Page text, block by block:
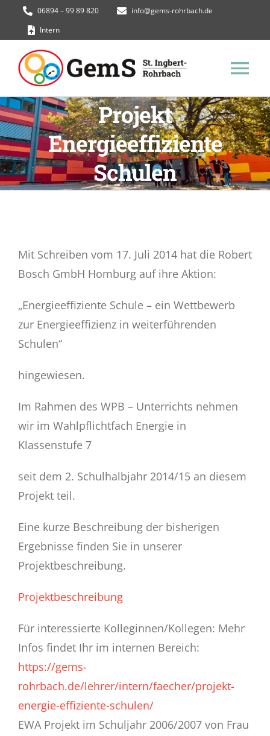
Inhalt
springen
06894 – 99 89 820
info@gems-rohrbach.de
Intern
GemS Homepage
Termine
Unsere Schule
Eltern
Schulstore
Projekt
Energieeffiziente
Schulen
Mit Schreiben vom 17. Juli 2014 hat die Robert
Bosch GmbH Homburg auf ihre Aktion:
„Energieeffiziente Schule – ein Wettbewerb
zur Energieeffizienz in weiterführenden
Schulen“
hingewiesen.
Im Rahmen des WPB – Unterrichts nehmen
wir im Wahlpflichtfach Energie in
Klassenstufe 7
seit dem 2. Schulhalbjahr 2014/15 an diesem
Projekt teil.
Eine kurze Beschreibung der bisherigen
Ergebnisse finden Sie in unserer
Projektbeschreibung.
Projektbeschreibung
Für interessierte Kolleginnen/Kollegen: Mehr
Infos findet Ihr im internen Bereich:
https://gems-
rohrbach.de/lehrer/intern/faecher/projekt-
energie-effiziente-schulen/
EWA Projekt im Schuljahr 2006/2007 von Frau